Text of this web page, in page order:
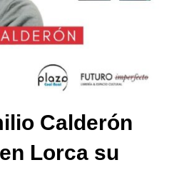
Calderón
Lorca su